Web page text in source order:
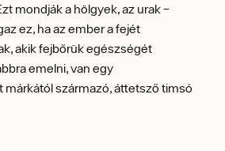
mondják a hölgyek, az urak –
ez, ha az ember a fejét
akik fejbőrük egészségét
emelni, van egy
származó, áttetsző timsó